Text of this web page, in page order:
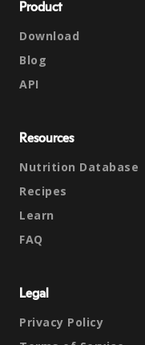
Product
Download
Blog
API
Resources
Nutrition Database
Recipes
Learn
FAQ
Legal
Privacy Policy